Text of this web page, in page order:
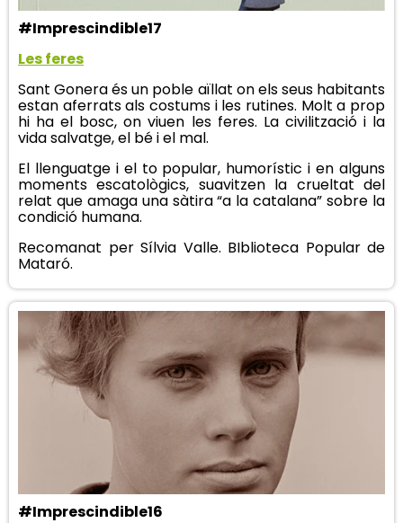
#Imprescindible17
Les feres
Sant Gonera és un poble aïllat on els seus habitants
estan aferrats als costums i les rutines. Molt a prop
hi ha el bosc, on viuen les feres. La civilització i la
vida salvatge, el bé i el mal.
El llenguatge i el to popular, humorístic i en alguns
moments escatològics, suavitzen la crueltat del
relat que amaga una sàtira “a la catalana” sobre la
condició humana.
Recomanat per Sílvia Valle. BIblioteca Popular de
Mataró.
#Imprescindible16